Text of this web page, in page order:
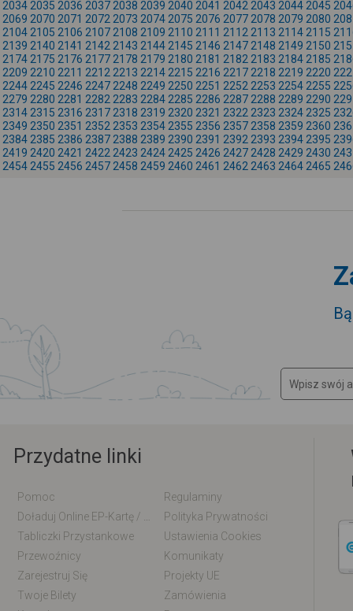
2034 2035 2036 2037 2038 2039 2040 2041 2042 2043 2044 2045
2069 2070 2071 2072 2073 2074 2075 2076 2077 2078 2079 2080
2104 2105 2106 2107 2108 2109 2110 2111 2112 2113 2114 2115
2139 2140 2141 2142 2143 2144 2145 2146 2147 2148 2149 2150
2174 2175 2176 2177 2178 2179 2180 2181 2182 2183 2184 2185
2209 2210 2211 2212 2213 2214 2215 2216 2217 2218 2219 2220
2244 2245 2246 2247 2248 2249 2250 2251 2252 2253 2254 2255
2279 2280 2281 2282 2283 2284 2285 2286 2287 2288 2289 2290
2314 2315 2316 2317 2318 2319 2320 2321 2322 2323 2324 2325
2349 2350 2351 2352 2353 2354 2355 2356 2357 2358 2359 2360
2384 2385 2386 2387 2388 2389 2390 2391 2392 2393 2394 2395
2419 2420 2421 2422 2423 2424 2425 2426 2427 2428 2429 2430
2454 2455 2456 2457 2458 2459 2460 2461 2462 2463 2464 2465
Przydatne linki
Pomoc
Regulaminy
Polityka Prywatności
Tabliczki Przystankowe
Ustawienia Cookies
Przewoźnicy
Komunikaty
Zarejestruj Się
Projekty UE
Twoje Bilety
Zamówienia